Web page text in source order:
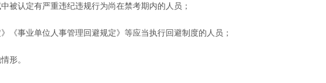
被认定有严重违纪违规行为尚在禁考期内的人员；
《事业单位人事管理回避规定》等应当执行回避制度的人员；
形。